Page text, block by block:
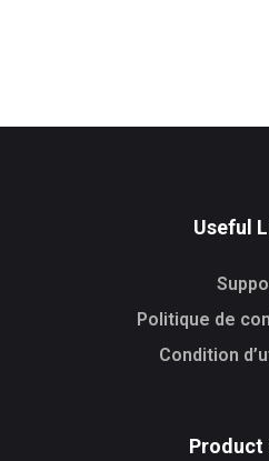
Useful
Politique de
Condition
Product